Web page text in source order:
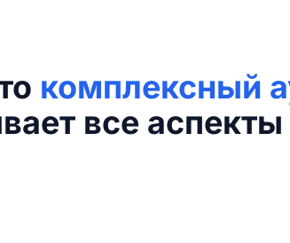
комплексный
все аспекты